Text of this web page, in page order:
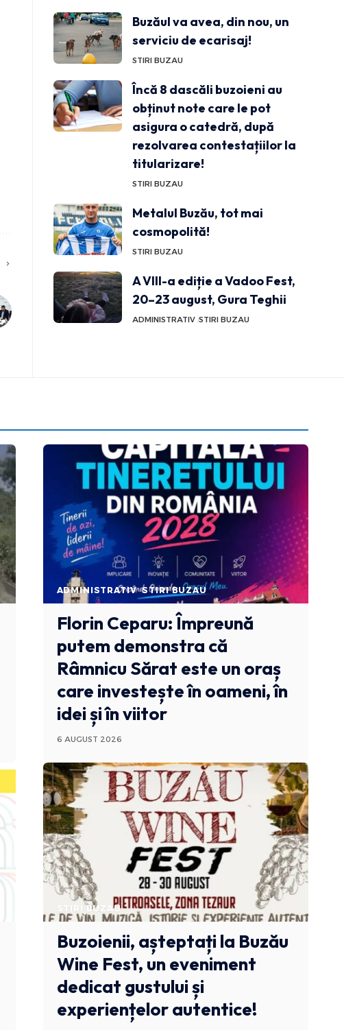
Buzăul va avea, din nou, un
serviciu de ecarisaj!
STIRI BUZAU
Încă 8 dascăli buzoieni au
obținut note care le pot
asigura o catedră, după
rezolvarea contestațiilor la
titularizare!
STIRI BUZAU
Metalul Buzău, tot mai
cosmopolită!
STIRI BUZAU
A VIII-a ediție a Vadoo Fest,
20–23 august, Gura Teghii
ADMINISTRATIV STIRI BUZAU
ADMINISTRATIV STIRI BUZAU
Florin Ceparu: Împreună
putem demonstra că
Râmnicu Sărat este un oraș
care investește în oameni, în
idei și în viitor
6 AUGUST 2026
STIRI BUZAU
Buzoienii, așteptați la Buzău
Wine Fest, un eveniment
dedicat gustului și
experiențelor autentice!